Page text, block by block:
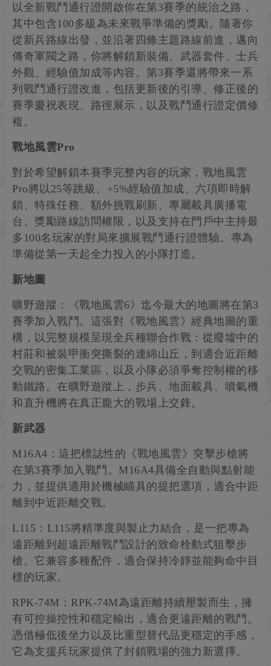
以全新戰鬥通行證開啟你在第3賽季的統治之路，
其中包含100多級為未來戰爭準備的獎勵。隨著你
從新兵路線出發，並沿著四條主題路線前進，邁向
傳奇軍閥之路，你將解鎖新裝備、武器套件、士兵
外觀、經驗值加成等內容。第3賽季還將帶來一系
列戰鬥通行證改進，包括更新後的引導、修正後的
賽季慶祝表現、路徑展示，以及戰鬥通行證定價修
複。
戰地風雲Pro
對於希望解鎖本賽季完整內容的玩家，戰地風雲
Pro將以25等跳級、+5%經驗值加成、六項即時解
鎖、特殊任務、額外挑戰刷新、專屬載具廣播電
台、獎勵路線訪問權限，以及支持在門戶中主持最
多100名玩家的對局來擴展戰鬥通行證體驗。專為
準備從第一天起全力投入的小隊打造。
新地圖
曠野遊蹤：《戰地風雲6》迄今最大的地圖將在第3
賽季加入戰鬥。這張對《戰地風雲》經典地圖的重
構，以完整規模呈現全兵種聯合作戰：從廢墟中的
村莊和被裝甲衝突撕裂的連綿山丘，到適合近距離
交戰的密集工業區，以及小隊必須爭奪控制權的移
動鐵路。在曠野遊蹤上，步兵、地面載具、噴氣機
和直升機將在真正龐大的戰場上交鋒。
新武器
M16A4：這把標誌性的《戰地風雲》突擊步槍將
在第3賽季加入戰鬥。M16A4具備全自動與點射能
力，並提供適用於機械瞄具的提把選項，適合中距
離到中近距離交戰。
L115：L115將精準度與製止力結合，是一把專為
遠距離到超遠距離戰鬥設計的致命栓動式狙擊步
槍。它兼容多種配件，適合保持冷靜並能夠命中目
標的玩家。
RPK-74M：RPK-74M為遠距離持續壓製而生，擁
有可控操控性和穩定輸出，適合更遠距離的戰鬥。
憑借極低後坐力以及比重型替代品更穩定的手感，
它為支援兵玩家提供了封鎖戰場的強力新選擇。